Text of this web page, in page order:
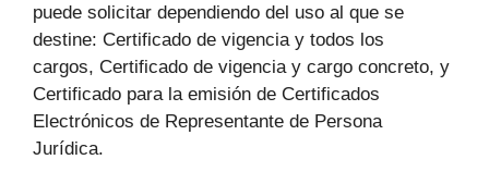
puede solicitar dependiendo del uso al que se
destine: Certificado de vigencia y todos los
cargos, Certificado de vigencia y cargo concreto, y
Certificado para la emisión de Certificados
Electrónicos de Representante de Persona
Jurídica.